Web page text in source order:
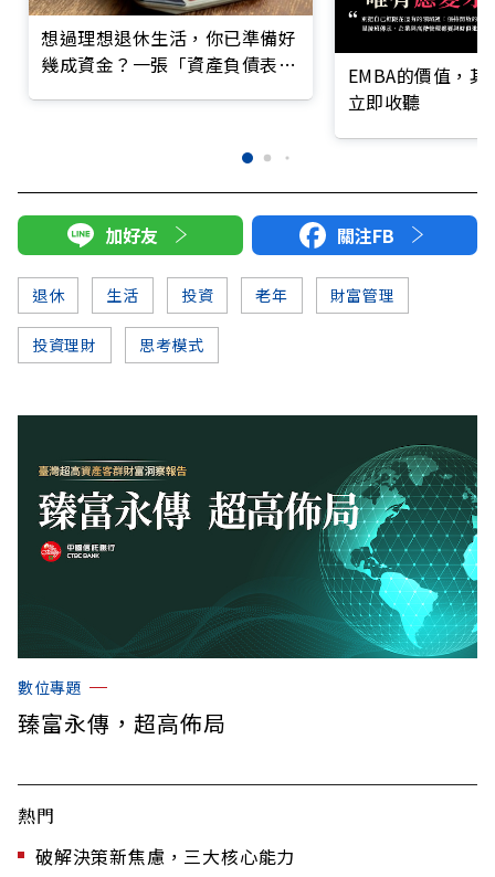
想過理想退休生活，你已準備好
幾成資金？一張「資產負債表」
EMBA的價值，
立即收聽
加好友 關注FB
退休 生活 投資 老年 財富管理
投資理財 思考模式
數位專題
臻富永傳，超高佈局
熱門
破解決策新焦慮，三大核心能力